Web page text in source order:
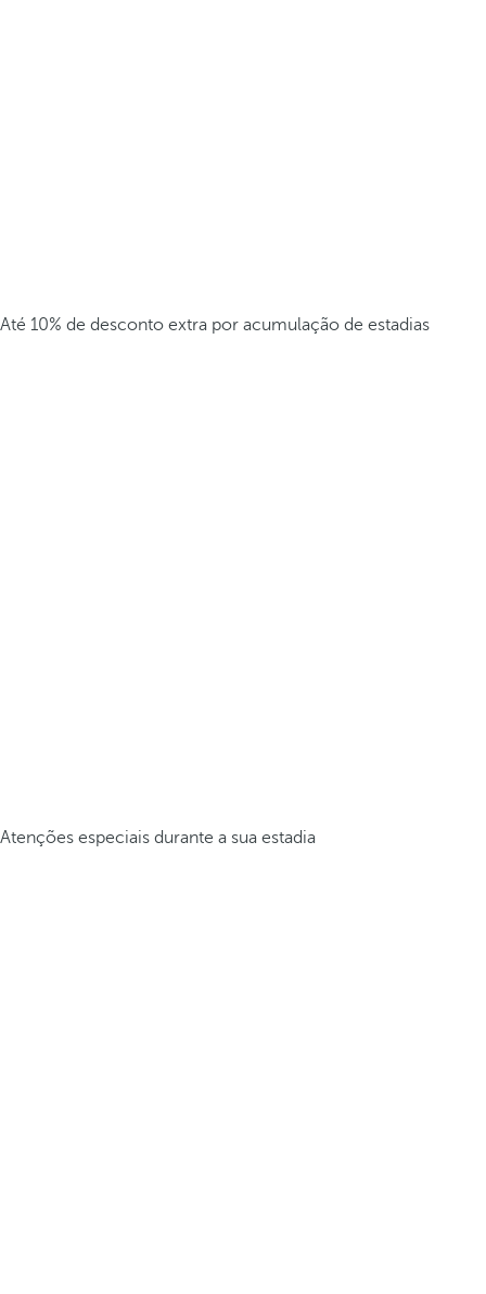
Até 10% de desconto extra por acumulação de estadias
Atenções especiais durante a sua estadia